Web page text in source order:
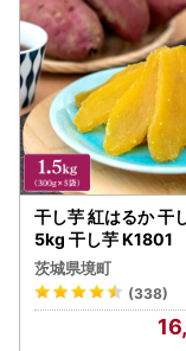
干し芋 紅はるか 干
5kg 干し芋 K1801
茨城県境町
(338)